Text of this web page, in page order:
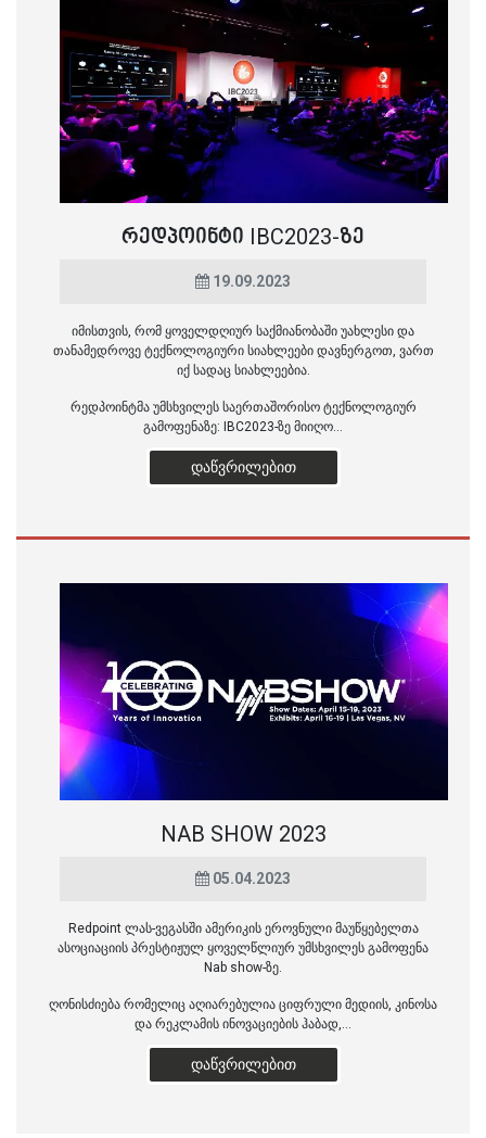
ᲠᲔᲓᲞᲝᲘᲜᲢᲘ IBC2023-ᲖᲔ
19.09.2023
იმისთვის, რომ ყოველდღიურ საქმიანობაში უახლესი და
თანამედროვე ტექნოლოგიური სიახლეები დავნერგოთ, ვართ
იქ სადაც სიახლეებია.
რედპოინტმა უმსხვილეს საერთაშორისო ტექნოლოგიურ
გამოფენაზე: IBC2023-ზე მიიღო...
ᲓᲐᲬᲕᲠᲘᲚᲔᲑᲘᲗ
NAB SHOW 2023
05.04.2023
Redpoint ლას-ვეგასში ამერიკის ეროვნული მაუწყებელთა
ასოციაციის პრესტიჟულ ყოველწლიურ უმსხვილეს გამოფენა
Nab show-ზე.
ღონისძიება რომელიც აღიარებულია ციფრული მედიის, კინოსა
და რეკლამის ინოვაციების ჰაბად,...
ᲓᲐᲬᲕᲠᲘᲚᲔᲑᲘᲗ